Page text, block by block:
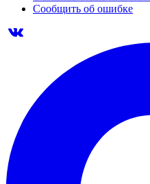
Сообщить об ошибке